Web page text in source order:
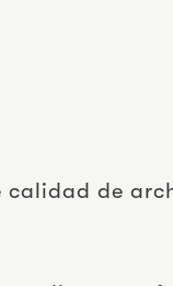
calidad de